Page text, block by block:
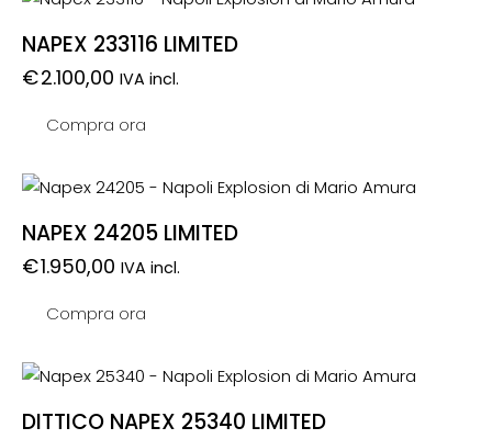
NAPEX 233116 LIMITED
€2.100,00 IVA incl.
Compra ora
NAPEX 24205 LIMITED
€1.950,00 IVA incl.
Compra ora
DITTICO NAPEX 25340 LIMITED